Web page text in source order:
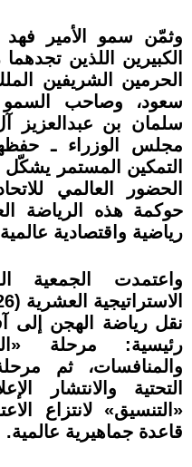
وثمّن سمو الأمير فهد
الكبيرين اللذين
الحرمين الشريفين
سعود، وصاحب السمو
سلمان بن عبدالعزيز
مجلس الوزراء ـ
التمكين المستمر يشكّل
الحضور العالمي
حوكمة هذه الرياضة
رياضية واقتصادية
واعتمدت الجمعية
نقل رياضة الهجن إلى
رئيسية: مرحلة
والمنافسات، ثم
التحتية والانتشار
«التنسيق» لانتزاع
قاعدة جماهيرية عالمية.